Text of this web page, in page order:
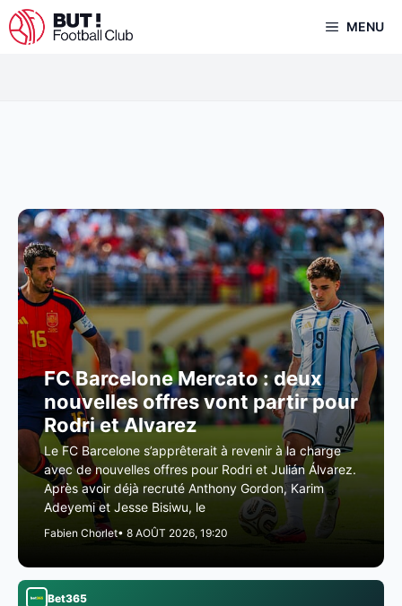
Aller
au
MENU
FC Barcelone Mercato : deux
nouvelles offres vont partir pour
Rodri et Alvarez
Le FC Barcelone s’apprêterait à revenir à la charge
avec de nouvelles offres pour Rodri et Julián Álvarez.
Après avoir déjà recruté Anthony Gordon, Karim
Adeyemi et Jesse Bisiwu, le
Fabien Chorlet• 8 AOÛT 2026, 19:20
Bet365